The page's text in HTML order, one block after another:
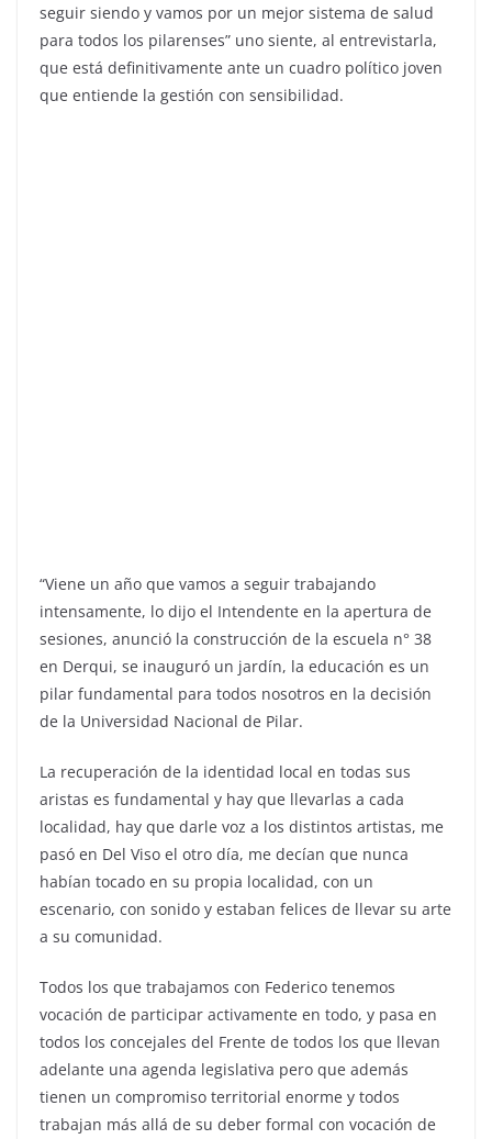
seguir siendo y vamos por un mejor sistema de salud
para todos los pilarenses” uno siente, al entrevistarla,
que está definitivamente ante un cuadro político joven
que entiende la gestión con sensibilidad.
“Viene un año que vamos a seguir trabajando
intensamente, lo dijo el Intendente en la apertura de
sesiones, anunció la construcción de la escuela n° 38
en Derqui, se inauguró un jardín, la educación es un
pilar fundamental para todos nosotros en la decisión
de la Universidad Nacional de Pilar.
La recuperación de la identidad local en todas sus
aristas es fundamental y hay que llevarlas a cada
localidad, hay que darle voz a los distintos artistas, me
pasó en Del Viso el otro día, me decían que nunca
habían tocado en su propia localidad, con un
escenario, con sonido y estaban felices de llevar su arte
a su comunidad.
Todos los que trabajamos con Federico tenemos
vocación de participar activamente en todo, y pasa en
todos los concejales del Frente de todos los que llevan
adelante una agenda legislativa pero que además
tienen un compromiso territorial enorme y todos
trabajan más allá de su deber formal con vocación de